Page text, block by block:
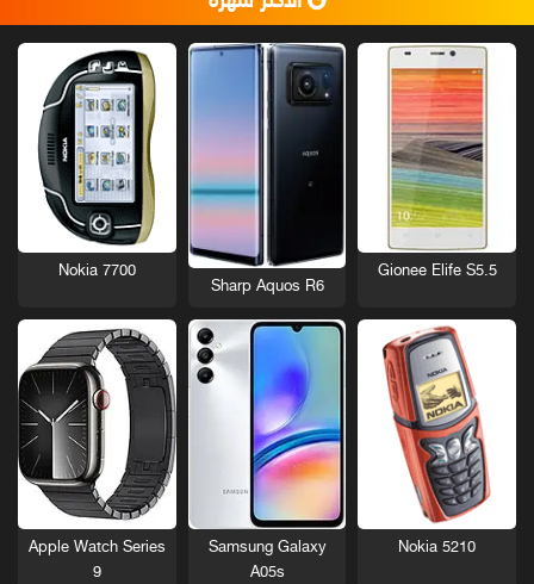
Gionee Elife S5.5
Sharp Aquos R6
Nokia 7700
Nokia 5210
Samsung Galaxy
A05s
Apple Watch Series
9